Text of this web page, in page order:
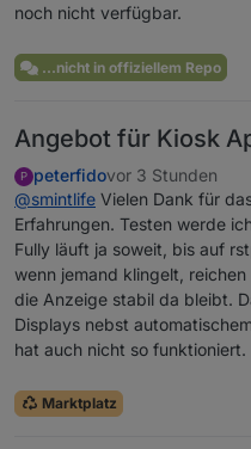
noch nicht verfügbar.
...nicht in offiziellem Repo
Angebot für Kiosk
P peterfidovor 3 Stunden
@smintlife Vielen Dank für
Erfahrungen. Testen werde
Fully läuft ja soweit, bis auf
wenn jemand klingelt,
die Anzeige stabil da bleibt.
Displays nebst
hat auch nicht so
Marktplatz